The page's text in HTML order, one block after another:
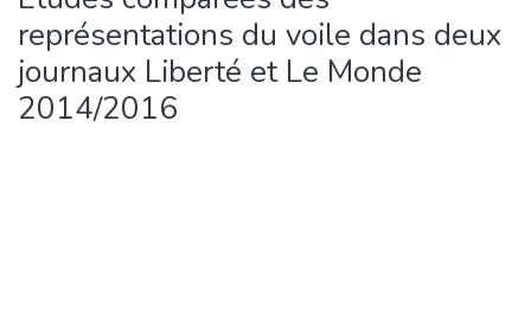
représentations du voile dans deux
journaux Liberté et Le Monde
2014/2016